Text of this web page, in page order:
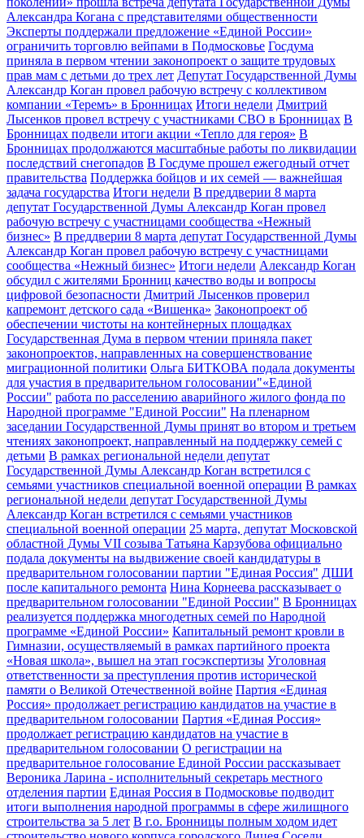
Александра Когана с представителями общественности
Эксперты поддержали предложение «Единой России»
ограничить торговлю вейпами в Подмосковье Госдума
приняла в первом чтении законопроект о защите трудовых
прав мам с детьми до трех лет Депутат Государственной Думы
Александр Коган провел рабочую встречу с коллективом
компании «Теремъ» в Бронницах Итоги недели Дмитрий
Лысенков провел встречу с участниками СВО в Бронницах В
Бронницах подвели итоги акции «Тепло для героя» В
Бронницах продолжаются масштабные работы по ликвидации
последствий снегопадов В Госдуме прошел ежегодный отчет
правительства Поддержка бойцов и их семей — важнейшая
задача государства Итоги недели В преддверии 8 марта
депутат Государственной Думы Александр Коган провел
рабочую встречу с участницами сообщества «Нежный
бизнес» В преддверии 8 марта депутат Государственной Думы
Александр Коган провел рабочую встречу с участницами
сообщества «Нежный бизнес» Итоги недели Александр Коган
обсудил с жителями Бронниц качество воды и вопросы
цифровой безопасности Дмитрий Лысенков проверил
капремонт детского сада «Вишенка» Законопроект об
обеспечении чистоты на контейнерных площадках
Государственная Дума в первом чтении приняла пакет
законопроектов, направленных на совершенствование
миграционной политики Ольга БИТКОВА подала документы
для участия в предварительном голосовании"«Единой
России" работа по расселению аварийного жилого фонда по
Народной программе "Единой России" На пленарном
заседании Государственной Думы принят во втором и третьем
чтениях законопроект, направленный на поддержку семей с
детьми В рамках региональной недели депутат
Государственной Думы Александр Коган встретился с
семьями участников специальной военной операции В рамках
региональной недели депутат Государственной Думы
Александр Коган встретился с семьями участников
специальной военной операции 25 марта, депутат Московской
областной Думы VII созыва Татьяна Карзубова официально
подала документы на выдвижение своей кандидатуры в
предварительном голосовании партии "Единая Россия" ДШИ
после капитального ремонта Нина Корнеева рассказывает о
предварительном голосовании "Единой России" В Бронницах
реализуется поддержка многодетных семей по Народной
программе «Единой России» Капитальный ремонт кровли в
Гимназии, осуществляемый в рамках партийного проекта
«Новая школа», вышел на этап госэкспертизы Уголовная
ответственности за преступления против исторической
памяти о Великой Отечественной войне Партия «Единая
Россия» продолжает регистрацию кандидатов на участие в
предварительном голосовании Партия «Единая Россия»
продолжает регистрацию кандидатов на участие в
предварительном голосовании О регистрации на
предварительное голосование Единой России рассказывает
Вероника Ларина - исполнительный секретарь местного
отделения партии Единая Россия в Подмосковье подводит
итоги выполнения народной программы в сфере жилищного
строительства за 5 лет В г.о. Бронницы полным ходом идет